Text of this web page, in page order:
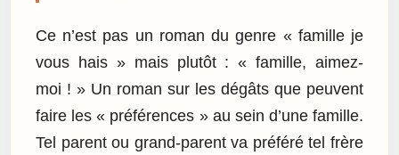
Ce n’est pas un roman du genre « famille je
vous hais » mais plutôt : « famille, aimez-
moi ! » Un roman sur les dégâts que peuvent
faire les « préférences » au sein d’une famille.
Tel parent ou grand-parent va préféré tel frère